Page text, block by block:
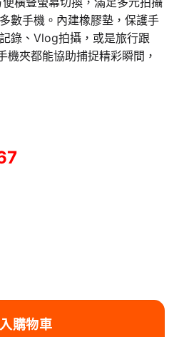
數手機。內建橡膠墊，保護手
錄、Vlog拍攝，或是旅行跟
夾都能協助捕捉精彩瞬間，
購物車